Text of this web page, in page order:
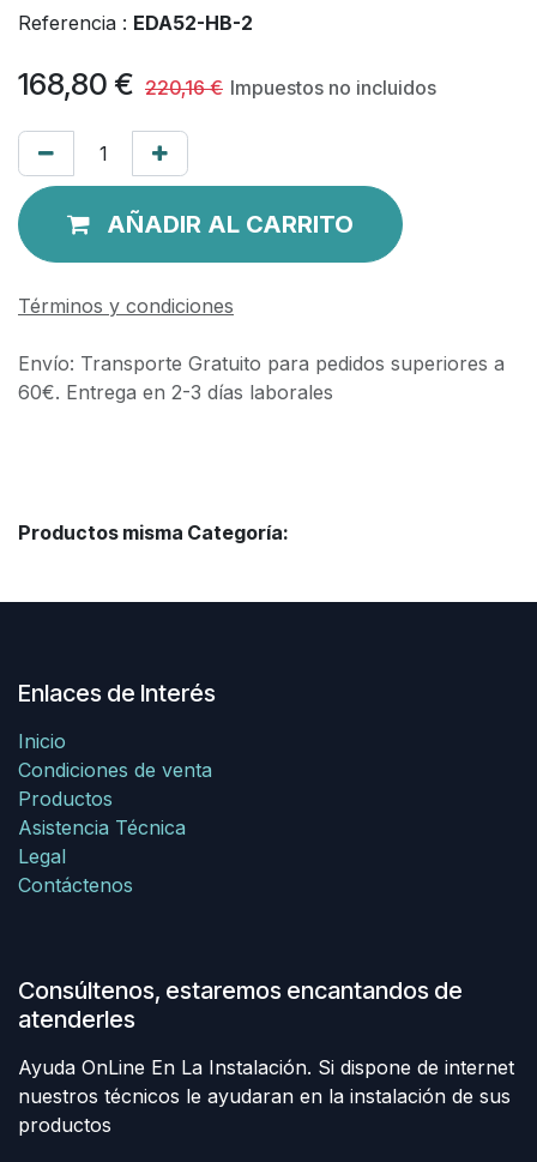
Referencia : EDA52-HB-2
168,80 € 220,16€ Impuestos no incluidos
AÑADIR AL CARRITO
Términos y condiciones
Envío: Transporte Gratuito para pedidos superiores a
60€. Entrega en 2-3 días laborales
Productos misma Categoría:
Enlaces de Interés
Inicio
Condiciones de venta
Productos
Asistencia Técnica
Legal
Contáctenos
Consúltenos, estaremos encantandos de
atenderles
Ayuda OnLine En La Instalación. Si dispone de internet
nuestros técnicos le ayudaran en la instalación de sus
productos